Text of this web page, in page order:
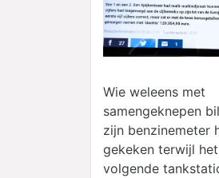
Wie weleens met
samengeknepen
zijn benzinemeter
gekeken terwijl het
volgende